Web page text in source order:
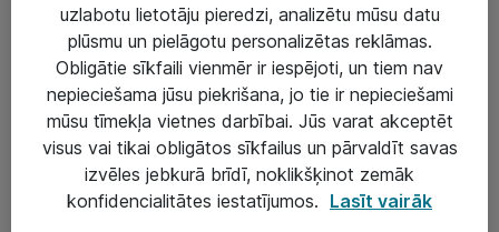
Risinājumi & Pakalpojumi
IT serviss un atbalsts
IT infrastruktūra
Darba vietu IT risinājumi
Serveri un datu centri
uzlabotu lietotāju pieredzi, analizētu mūsu datu
plūsmu un pielāgotu personalizētas reklāmas.
Obligātie sīkfaili vienmēr ir iespējoti, un tiem nav
nepieciešama jūsu piekrišana, jo tie ir nepieciešami
mūsu tīmekļa vietnes darbībai. Jūs varat akceptēt
visus vai tikai obligātos sīkfailus un pārvaldīt savas
izvēles jebkurā brīdī, noklikšķinot zemāk
konfidencialitātes iestatījumos. Lasīt vairāk